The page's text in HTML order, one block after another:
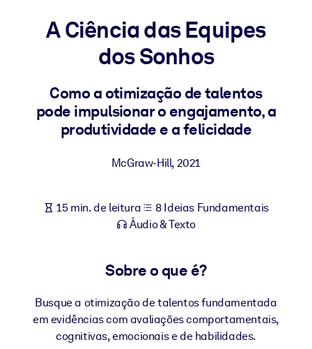
Para LMS/LXP
Leve conhecimento verificado e conciso para seu LMS/LXP para
resultados de aprendizagem mais sólidos.
Para bibliotecas corporativas
negócios confiável e pronto para uso.
Alimente seus sistemas de IA com conhecimento confiável e
estruturado para melhorar os resultados.
A Ciência das Equipes
dos Sonhos
Como a otimização de talentos
pode impulsionar o engajamento, a
produtividade e a felicidade
McGraw-Hill, 2021
15 min. de leitura
8 Ideias Fundamentais
Áudio & Texto
Sobre o que é?
Busque a otimização de talentos fundamentada
em evidências com avaliações comportamentais,
cognitivas, emocionais e de habilidades.